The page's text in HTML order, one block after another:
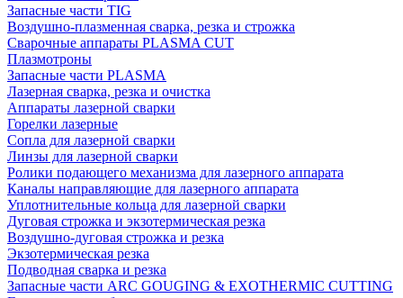
Запасные части TIG
Воздушно-плазменная сварка, резка и строжка
Сварочные аппараты PLASMA CUT
Плазмотроны
Запасные части PLASMA
Лазерная сварка, резка и очистка
Аппараты лазерной сварки
Горелки лазерные
Сопла для лазерной сварки
Линзы для лазерной сварки
Ролики подающего механизма для лазерного аппарата
Каналы направляющие для лазерного аппарата
Уплотнительные кольца для лазерной сварки
Дуговая строжка и экзотермическая резка
Воздушно-дуговая строжка и резка
Экзотермическая резка
Подводная сварка и резка
Запасные части ARC GOUGING & EXOTHERMIC CUTTING